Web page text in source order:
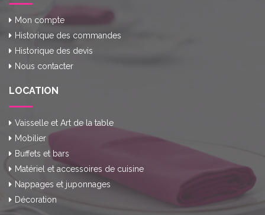
Mon compte
Historique des commandes
Historique des devis
Nous contacter
LOCATION
Vaisselle et Art de la table
Mobilier
Buffets et bars
Matériel et accessoires de cuisine
Nappages et juponnages
Décoration